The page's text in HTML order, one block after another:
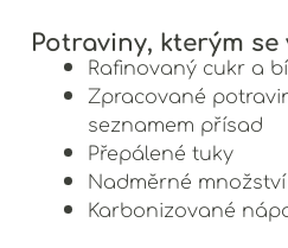
Potraviny, kterým
Rafinovaný cukr a
Zpracované
seznamem přísad
Přepálené tuky
Nadměrné
Karbonizované